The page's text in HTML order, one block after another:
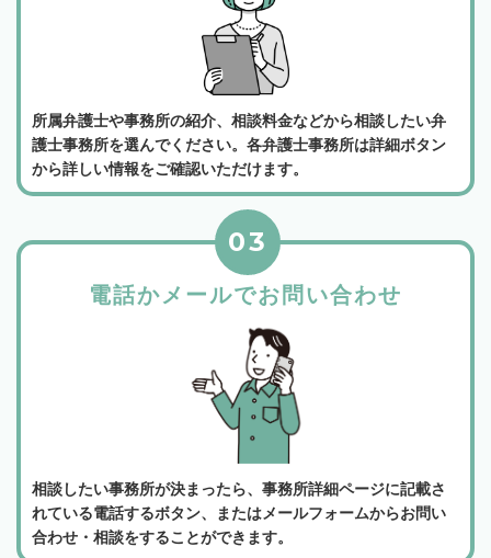
所属弁護士や事務所の紹介、相談料金などから相談したい弁
護士事務所を選んでください。各弁護士事務所は詳細ボタン
から詳しい情報をご確認いただけます。
電話かメールでお問い合わせ
03
相談したい事務所が決まったら、事務所詳細ページに記載さ
れている電話するボタン、またはメールフォームからお問い
合わせ・相談をすることができます。